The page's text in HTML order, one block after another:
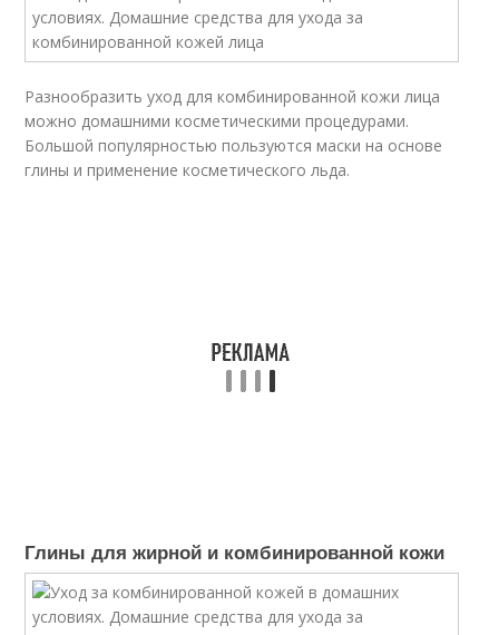
Разнообразить уход для комбинированной кожи лица
можно домашними косметическими процедурами.
Большой популярностью пользуются маски на основе
глины и применение косметического льда.
Глины для жирной и комбинированной кожи